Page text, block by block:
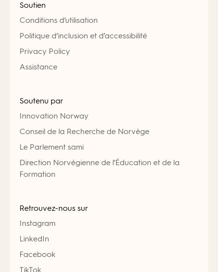
Soutien
Conditions d’utilisation
Politique d’inclusion et d’accessibilité
Privacy Policy
Assistance
Soutenu par
Innovation Norway
Conseil de la Recherche de Norvège
Le Parlement sami
Direction Norvégienne de l’Éducation et de la
Formation
Retrouvez-nous sur
Instagram
LinkedIn
Facebook
TikTok